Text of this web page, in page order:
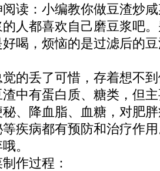
阅读：小编教你做豆渣炒
都喜欢自己磨豆浆吧。
喝，烦恼的是过滤后的
丢了可惜，存着想不到
中有蛋白质、糖类，但
、降血脂、血糖，对肥
疾病都有预防和治疗作
。
作过程：